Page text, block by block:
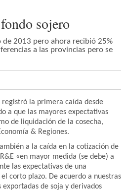
sojero
2013 pero ahora recibió 25%
a las provincias pero se
registró la primera caída desde
a que las mayores expectativas
de liquidación de la cosecha,
& Regiones.
a la caída en la cotización de
«en mayor medida (se debe) a
las expectativas de una
corto plazo. De acuerdo a nuestras
de soja y derivados